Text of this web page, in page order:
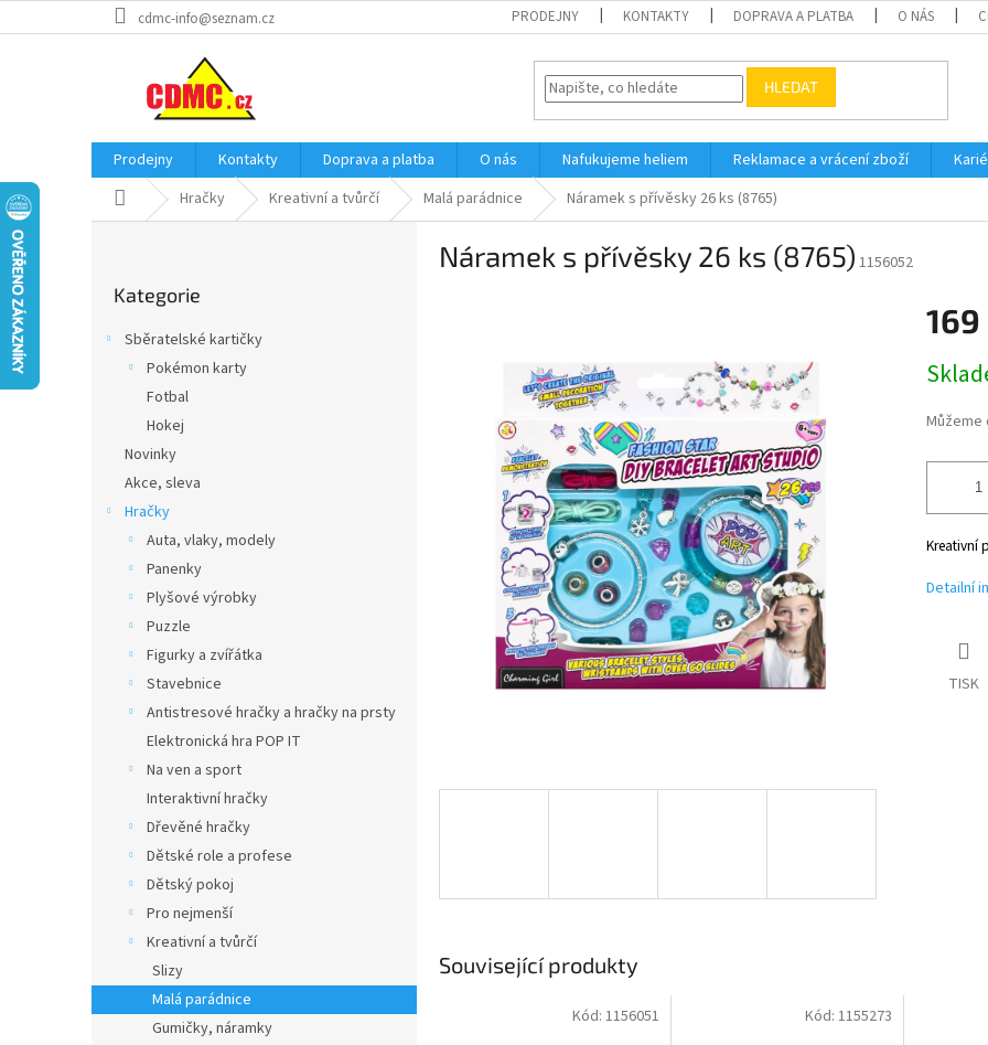
na
cdmc-info@seznam.cz PRODEJNY KONTAKTY DOPRAVA A PLATBA O NÁS
HLEDAT
Prodejny Kontakty Doprava a platba O nás Nafukujeme heliem Reklamace a vrácení zboží
Domů Hračky Kreativní a tvůrčí Malá parádnice Náramek s přívěsky 26 ks (8765)
kategorie
Kategorie
Sběratelské kartičky
Pokémon karty
Fotbal
Hokej
Novinky
Akce, sleva
Hračky
Auta, vlaky, modely
Panenky
Plyšové výrobky
Puzzle
Figurky a zvířátka
Stavebnice
Antistresové hračky a hračky na prsty
Elektronická hra POP IT
Na ven a sport
Interaktivní hračky
Dřevěné hračky
Dětské role a profese
Dětský pokoj
Pro nejmenší
Kreativní a tvůrčí
Slizy
Malá parádnice
Gumičky, náramky
Náramek s přívěsky 26 ks (8765) 1156052
169
cena:
Kreativní
Detailní
TISK
Související produkty
Kód: 1156051 Kód: 1155273